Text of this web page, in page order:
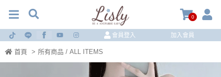
0
會員登入 加入會員
首頁 > 所有商品 / ALL ITEMS